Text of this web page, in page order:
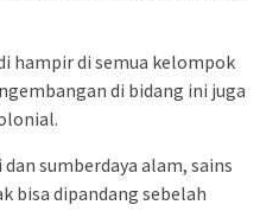
hampir di semua kelompok
di bidang ini juga
sumberdaya alam, sains
bisa dipandang sebelah